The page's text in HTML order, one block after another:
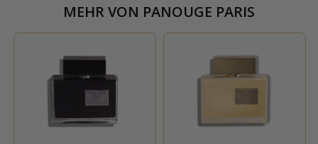
MEHR VON PANOUGE PARIS